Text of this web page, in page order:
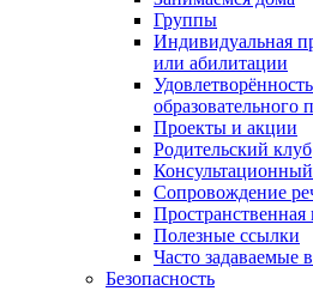
Группы
Индивидуальная
или абилитации
образовательного
Проекты и акции
Родительский клуб
Сопровождение
Полезные ссылки
Часто задаваемые
Безопасность